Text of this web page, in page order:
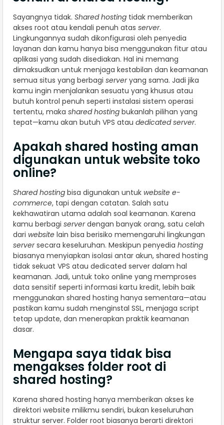
Sayangnya tidak. Shared hosting tidak memberikan
akses root atau kendali penuh atas server.
Lingkungannya sudah dikonfigurasi oleh penyedia
layanan dan kamu hanya bisa menggunakan fitur atau
aplikasi yang sudah disediakan. Hal ini memang
dimaksudkan untuk menjaga kestabilan dan keamanan
semua situs yang berbagi serveryang sama. Jadi jika
kamu ingin menjalankan sesuatu yang khusus atau
butuh kontrol penuh seperti instalasi sistem operasi
tertentu, maka shared hosting bukanlah pilihan yang
tepat—kamu akan butuh VPS atau dedicated server.
Apakah shared hosting aman
digunakan untuk website toko
online?
Shared hosting bisa digunakan untuk website e-
commerce, tapi dengan catatan. Salah satu
kekhawatiran utama adalah soal keamanan. Karena
kamu berbagi serverdengan banyak orang, satu celah
dari website lain bisa berisiko memengaruhi lingkungan
serversecara keseluruhan. Meskipun penyedia hosting
biasanya menyiapkan isolasi antar akun, shared hosting
tidak sekuat VPS atau dedicated server dalam hal
keamanan. Jadi, untuk toko online yang memproses
data sensitif seperti informasi kartu kredit, lebih baik
menggunakan shared hosting hanya sementara—atau
pastikan kamu sudah menginstal SSL, menjaga script
tetap update, dan menerapkan praktik keamanan
dasar.
Mengapa saya tidak bisa
mengakses folder root di
shared hosting?
Karena shared hosting hanya memberikan akses ke
direktori website milikmu sendiri, bukan keseluruhan
struktur server. Folder root biasanya berarti direktori